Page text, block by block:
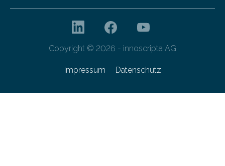
Copyright © 2026 - innoscripta AG
Impressum Datenschutz